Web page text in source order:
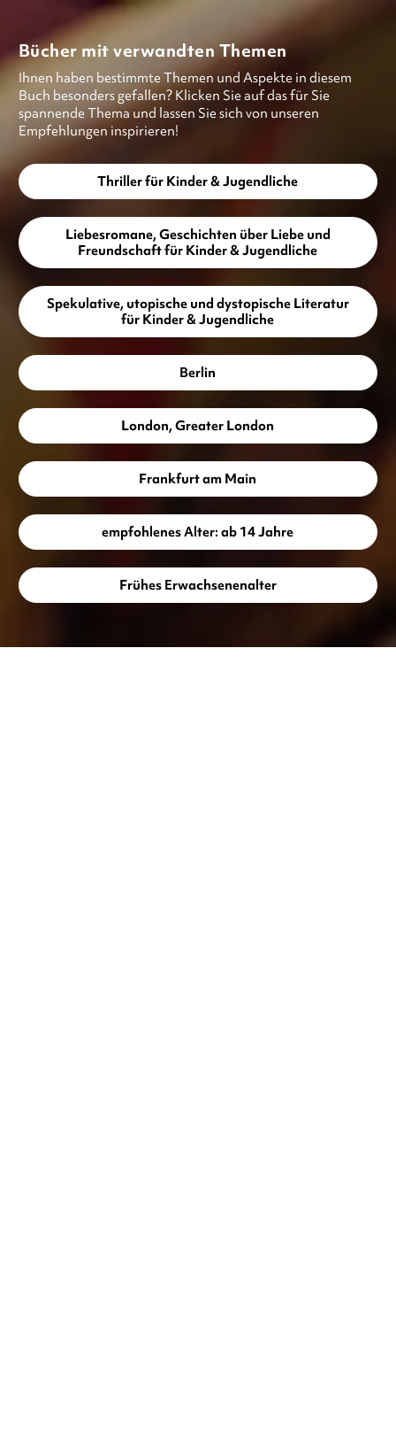
Bücher mit verwandten Themen
Ihnen haben bestimmte Themen und Aspekte in diesem
Buch besonders gefallen? Klicken Sie auf das für Sie
spannende Thema und lassen Sie sich von unseren
Empfehlungen inspirieren!
Thriller für Kinder & Jugendliche
Liebesromane, Geschichten über Liebe und
Freundschaft für Kinder & Jugendliche
Spekulative, utopische und dystopische Literatur
für Kinder & Jugendliche
Berlin
London, Greater London
Frankfurt am Main
empfohlenes Alter: ab 14 Jahre
Frühes Erwachsenenalter